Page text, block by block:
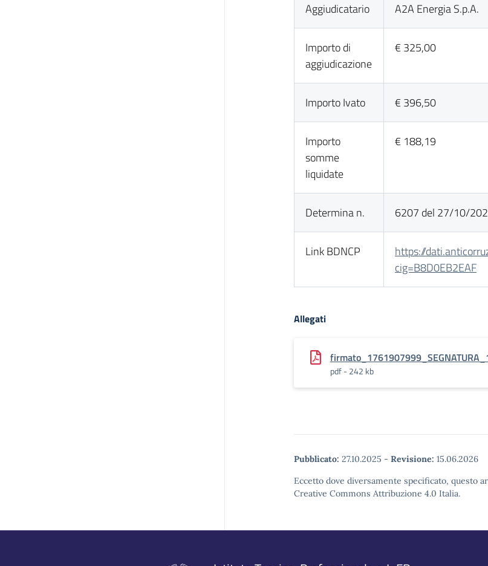
Aggiudicatario A2A Energia S.p.A.
Importo di
aggiudicazione
€ 325,00
Importo Ivato € 396,50
Importo
somme
liquidate
€ 188,19
Determina n. 6207 del 27/10/
Link BDNCP
https://
cig=B8D0EB2EAF
Allegati
pdf - 242 kb
Pubblicato: 27.10.2025 - Revisione: 15.06.2026
Eccetto dove diversamente specificato, questo
Creative Commons Attribuzione 4.0 Italia.